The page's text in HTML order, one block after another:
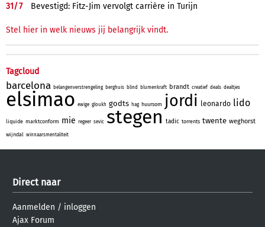
31/7 Bevestigd: Fitz-Jim vervolgt carrière in Turijn
Stel hier in welk nieuws jij belangrijk vindt.
Tagcloud
barcelona belangenverstrengeling berghuis blind blumenkraft brandt creatief deals dealtjes
elsimao ewige gloukh godts hag huursom jordi leonardo lido
liquide marktconform mie regeer sevic stegen tadic torrents twente weghorst
wijndal winnaarsmentaliteit
Direct naar
Aanmelden / inloggen
Ajax Forum